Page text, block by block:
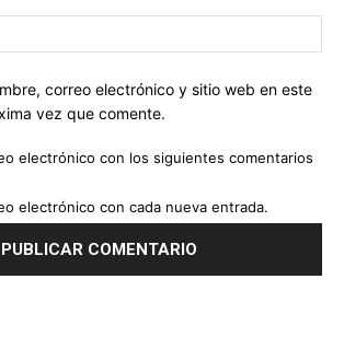
correo electrónico y sitio web en este
vez que comente.
electrónico con los siguientes comentarios
electrónico con cada nueva entrada.